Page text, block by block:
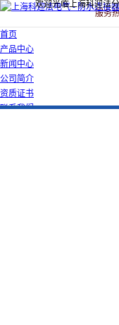
欢迎光临上海科迎法
服务
首页
产品中心
新闻中心
公司简介
资质证书
联系我们